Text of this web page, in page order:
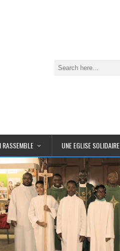
RASSEMBLE UNE EGLISE SOLIDAIRE